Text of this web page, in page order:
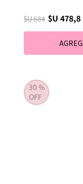
$U 684 $U 478,8